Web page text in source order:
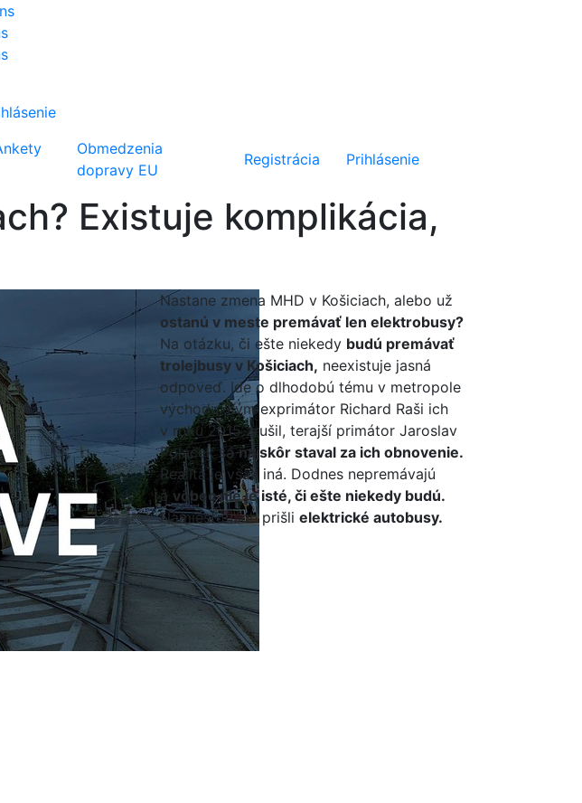
Obmedzenia
dopravy EU
Registrácia Prihlásenie
Existuje komplikácia,
Nastane zmena MHD v Košiciach, alebo už
ostanú v meste premávať len elektrobusy?
Na otázku, či ešte niekedy budú premávať
trolejbusy v Košiciach, neexistuje jasná
odpoveď. Ide o dlhodobú tému v metropole
východu. Kým exprimátor Richard Raši ich
v roku 2015 zrušil, terajší primátor Jaroslav
Polaček sanajskôr staval za ich obnovenie.
Realita je však iná. Dodnes nepremávajú
a vôbec nie je isté, či ešte niekedy budú.
Namiesto nich prišli elektrické autobusy.